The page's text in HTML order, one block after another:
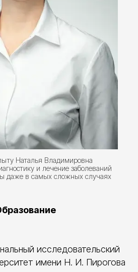
Наталья Владимировна
и лечение заболеваний
даже в самых сложных случаях
исследовательский
имени Н. И. Пирогова